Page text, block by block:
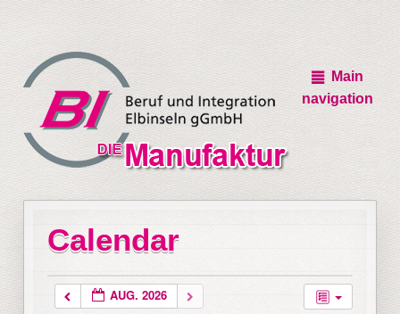
Main
navigation
Calendar
AUG. 2026